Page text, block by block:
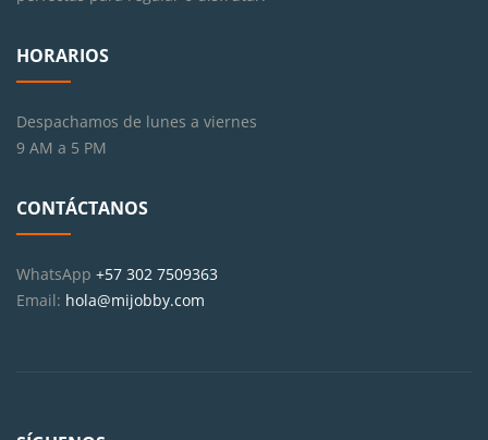
HORARIOS
Despachamos de lunes a viernes
9 AM a 5 PM
CONTÁCTANOS
WhatsApp +57 302 7509363
Email: hola@mijobby.com